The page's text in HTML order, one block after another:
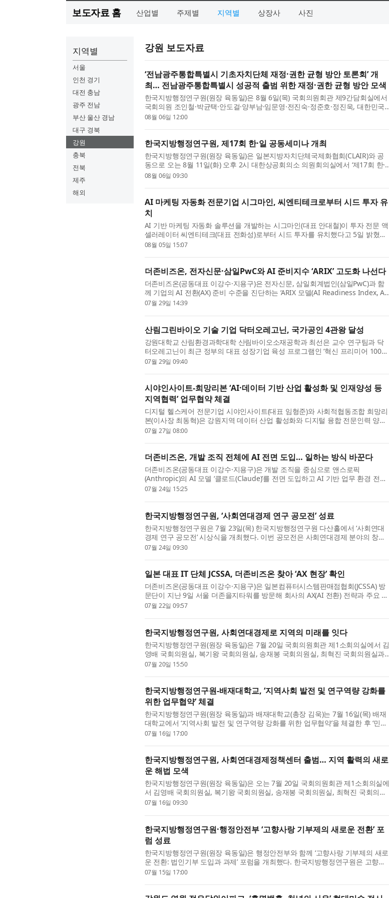
보도자료 홈 산업별 주제별 지역별 상장사 사진
지역별
서울
인천 경기
대전 충남
광주 전남
부산 울산 경남
대구 경북
강원
충북
전북
제주
해외
강원 보도자료
‘전남광주통합특별시 기초자치단체 재정·권한 균형 방안 토론회’ 개
최… 전남광주통합특별시 성공적 출범 위한 재정·권한 균형 방안 모색
한국지방행정연구원(원장 육동일)은 8월 6일(목) 국회의원회관 제9간담회실에서
국회의원 조인철·박균택·안도걸·양부남·임문영·전진숙·정준호·정진욱, 대한민국
시장군수구청장협의회와 ‘전남광주통합특별시 기초자치단체 재정·권한 균형 방
08월 06일 12:00
한국지방행정연구원, 제17회 한·일 공동세미나 개최
한국지방행정연구원(원장 육동일)은 일본지방자치단체국제화협회(CLAIR)와 공
동으로 오는 8월 11일(화) 오후 2시 대한상공회의소 의원회의실에서 ‘제17회 한·
일 공동세미나’를 개최한다. 이번 세미나는 ‘지역 과제 대응을 위한 리질리언스 강
08월 06일 09:30
AI 마케팅 자동화 전문기업 시그마인, 씨엔티테크로부터 시드 투자 유
치
AI 기반 마케팅 자동화 솔루션을 개발하는 시그마인(대표 안대철)이 투자 전문 액
셀러레이터 씨엔티테크(대표 전화성)로부터 시드 투자를 유치했다고 5일 밝혔다.
투자금액은 비공개다. 시그마인은 이번 투자금을 자기진화 엔진 및 B2B SaaS 플
08월 05일 15:07
더존비즈온, 전자신문·삼일PwC와 AI 준비지수 ‘ARIX’ 고도화 나선다
더존비즈온(공동대표 이강수·지용구)은 전자신문, 삼일회계법인(삼일PwC)과 함
께 기업의 AI 전환(AX) 준비 수준을 진단하는 ‘ARIX 모델(AI Readiness Index, AI
준비지수)’ 고도화에 나선다고 29일 밝혔다. ARIX 모델은 전자신문과 삼일PwC가
07월 29일 14:39
산림그린바이오 기술 기업 닥터오레고닌, 국가공인 4관왕 달성
강원대학교 산림환경과학대학 산림바이오소재공학과 최선은 교수 연구팀과 닥
터오레고닌이 최근 정부의 대표 성장기업 육성 프로그램인 ‘혁신 프리미어 1000’
기업으로 선정된 데 이어 농림축산식품부 농림식품 신기술(NET) 인증까지 획득
07월 29일 09:40
시야인사이트-희망리본 ‘AI·데이터 기반 산업 활성화 및 인재양성 등
지역협력’ 업무협약 체결
디지털 헬스케어 전문기업 시야인사이트(대표 임형준)와 사회적협동조합 희망리
본(이사장 최동혁)은 강원지역 데이터 산업 활성화와 디지털 융합 전문인력 양성,
데이터 기반 사회공헌 활동 확대를 위해 업무협약(MOU)을 체결했다고 27일 밝혔
07월 27일 08:00
더존비즈온, 개발 조직 전체에 AI 전면 도입… 일하는 방식 바꾼다
더존비즈온(공동대표 이강수·지용구)은 개발 조직을 중심으로 앤스로픽
(Anthropic)의 AI 모델 ‘클로드(Claude)’를 전면 도입하고 AI 기반 업무 환경 전환
에 본격 나섰다고 24일 밝혔다. 이번 도입 대상은 개발, 기획, 설계 직군 전원이다.
07월 24일 15:25
한국지방행정연구원, ‘사회연대경제 연구 공모전’ 성료
한국지방행정연구원은 7월 23일(목) 한국지방행정연구원 다산홀에서 ‘사회연대
경제 연구 공모전’ 시상식을 개최했다. 이번 공모전은 사회연대경제 분야의 창의
적인 연구와 정책 아이디어를 발굴하고, 지역사회 현안 해결을 위한 정책적 활용
07월 24일 09:30
일본 대표 IT 단체 JCSSA, 더존비즈온 찾아 ‘AX 현장’ 확인
더존비즈온(공동대표 이강수·지용구)은 일본컴퓨터시스템판매점협회(JCSSA) 방
문단이 지난 9일 서울 더존을지타워를 방문해 회사의 AX(AI 전환) 전략과 주요 솔
루션을 참관하고 IT 산업 협력 방안을 논의했다고 밝혔다. JCSSA는 약 500개 회원
07월 22일 09:57
한국지방행정연구원, 사회연대경제로 지역의 미래를 잇다
한국지방행정연구원(원장 육동일)은 7월 20일 국회의원회관 제1소회의실에서 김
영배 국회의원실, 복기왕 국회의원실, 송재봉 국회의원실, 최혁진 국회의원실과
공동으로 ‘2026년 제2차 지방자치 혁신포럼 : 사회연대경제정책센터 설립 기념
07월 20일 15:50
한국지방행정연구원-배재대학교, ‘지역사회 발전 및 연구역량 강화를
위한 업무협약’ 체결
한국지방행정연구원(원장 육동일)과 배재대학교(총장 김욱)는 7월 16일(목) 배재
대학교에서 ‘지역사회 발전 및 연구역량 강화를 위한 업무협약’을 체결한 후 ‘민선
9기 대전의 미래 발전전략 모색’ 세미나를 개최했다. 이번 업무협약은 양 기관이
07월 16일 17:00
한국지방행정연구원, 사회연대경제정책센터 출범… 지역 활력의 새로
운 해법 모색
한국지방행정연구원(원장 육동일)은 오는 7월 20일 국회의원회관 제1소회의실에
서 김영배 국회의원실, 복기왕 국회의원실, 송재봉 국회의원실, 최혁진 국회의원
실과 공동으로 ‘2026년 제2차 지방자치 혁신포럼: 사회연대경제정책센터 설립 기
07월 16일 09:30
한국지방행정연구원·행정안전부 ‘고향사랑 기부제의 새로운 전환’ 포
럼 성료
한국지방행정연구원(원장 육동일)은 행정안전부와 함께 ‘고향사랑 기부제의 새로
운 전환: 법인기부 도입과 과제’ 포럼을 개최했다. 한국지방행정연구원은 고향사
랑 기부제가 본격적으로 시행되기 이전부터 제도 설계와 발전 방향에 관한 연구
07월 15일 17:00